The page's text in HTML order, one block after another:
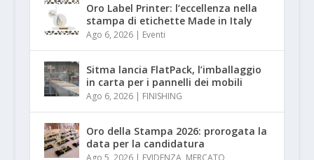
Oro Label Printer: l’eccellenza nella
stampa di etichette Made in Italy
Ago 6, 2026| Eventi
Sitma lancia FlatPack, l’imballaggio
in carta per i pannelli dei mobili
Ago 6, 2026| FINISHING
Oro della Stampa 2026: prorogata la
data per la candidatura
Ago 5, 2026| EVIDENZA, MERCATO